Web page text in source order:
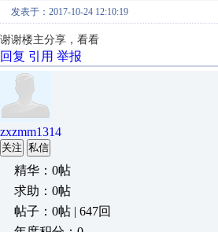
发表于：2017-10-24 12:10:19
谢谢楼主分享，看看
回复 引用 举报
zxzmm1314
关注 私信
精华：0帖
求助：0帖
帖子：0帖 | 647回